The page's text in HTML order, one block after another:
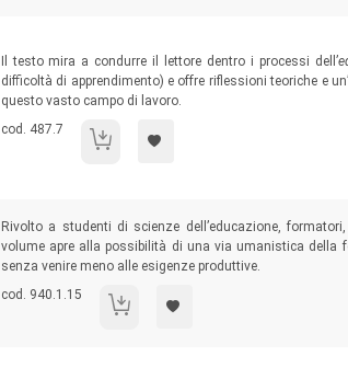
Sommario:
Il testo mira a condurre il lettore dentro i processi dell’
difficoltà di apprendimento) e offre riflessioni teoriche e
questo vasto campo di lavoro.
Codice libro:
cod. 487.7 Educazione speciale
Sommario:
Rivolto a studenti di scienze dell’educazione,
volume apre alla possibilità di una via umanistica della
senza venire meno alle esigenze produttive.
Codice libro:
cod. 940.1.15 Le humanities in azienda